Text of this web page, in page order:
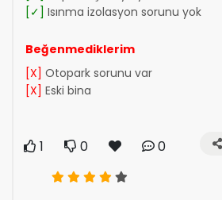
[✓] Isınma izolasyon sorunu yok
Beğenmediklerim
[X] Otopark sorunu var
[X] Eski bina
1 0 0